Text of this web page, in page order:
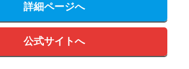
詳細ページへ
公式サイトへ